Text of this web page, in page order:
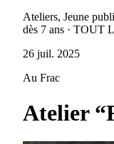
Ateliers, Jeune
dès 7 ans · TOUT
26 juil. 2025
Au Frac
Atelier